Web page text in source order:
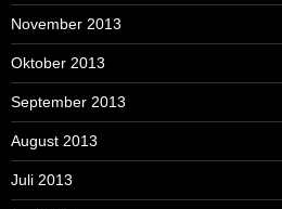
November 2013
Oktober 2013
September 2013
August 2013
Juli 2013